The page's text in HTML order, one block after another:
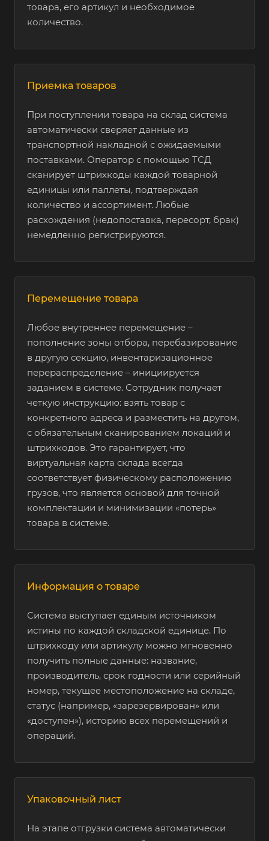
жидкости
(моторные масла)
средства
реабилитации
Пиротехника и
огнетушащее
оборудование
Нет
Отопительное
Нет
Стройматериалы Нет
Полимерные
трубы
Нет
Титан Нет
Ювелирные
изделия
Нет
Автозапчасти Нет
Спортивное
питание
Нет
Растворимые
напитки
Нет Есть
Бритвы и лезвия
товара, его артикул и необходимое
количество.
Приемка товаров
При поступлении товара на склад система
автоматически сверяет данные из
транспортной накладной с ожидаемыми
поставками. Оператор с помощью ТСД
сканирует штрихкоды каждой товарной
единицы или паллеты, подтверждая
количество и ассортимент. Любые
расхождения (недопоставка, пересорт, брак)
немедленно регистрируются.
Перемещение товара
Любое внутреннее перемещение –
пополнение зоны отбора, перебазирование
в другую секцию, инвентаризационное
перераспределение – инициируется
заданием в системе. Сотрудник получает
четкую инструкцию: взять товар с
конкретного адреса и разместить на другом,
с обязательным сканированием локаций и
штрихкодов. Это гарантирует, что
виртуальная карта склада всегда
соответствует физическому расположению
грузов, что является основой для точной
комплектации и минимизации «потерь»
товара в системе.
Информация о товаре
Система выступает единым источником
истины по каждой складской единице. По
штрихкоду или артикулу можно мгновенно
получить полные данные: название,
производитель, срок годности или серийный
номер, текущее местоположение на складе,
статус (например, «зарезервирован» или
«доступен»), историю всех перемещений и
операций.
Упаковочный лист
На этапе отгрузки система автоматически